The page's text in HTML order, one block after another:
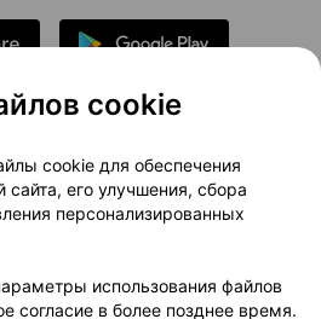
Новости проекта
Медицинский маркетинг
договор
Доставка
Вакансии Партнеры
cookie
cookie для обеспечения
сайта, его улучшения, сбора
персонализированных
использования файлов
согласие в более позднее время.